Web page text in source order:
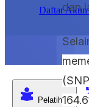
dan
Daftar
Pelatihan